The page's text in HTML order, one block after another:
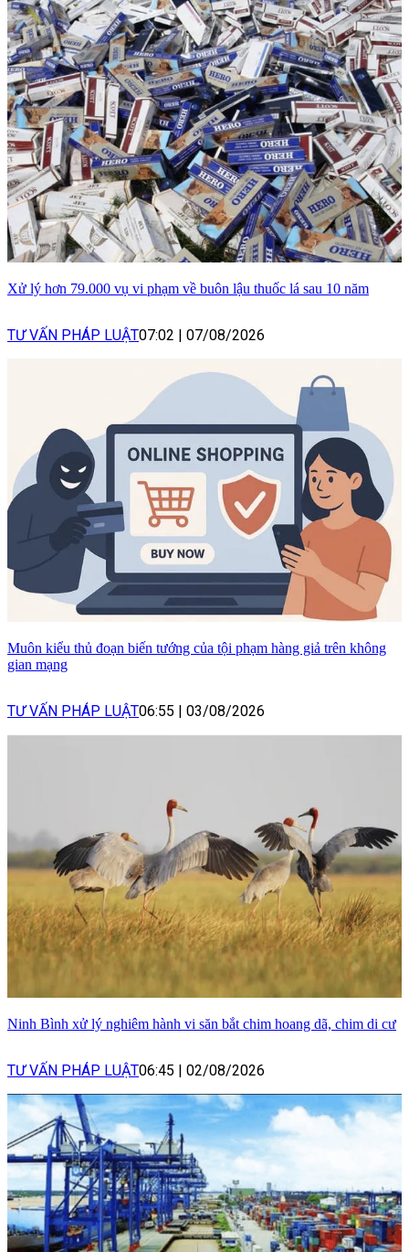
Xử lý hơn 79.000 vụ vi phạm về buôn lậu thuốc lá sau 10 năm
TƯ VẤN PHÁP LUẬT07:02 07/08/2026
Muôn kiểu thủ đoạn biến tướng của tội phạm hàng giả trên không
gian mạng
TƯ VẤN PHÁP LUẬT06:55 03/08/2026
Ninh Bình xử lý nghiêm hành vi săn bắt chim hoang dã, chim di cư
TƯ VẤN PHÁP LUẬT06:45 02/08/2026